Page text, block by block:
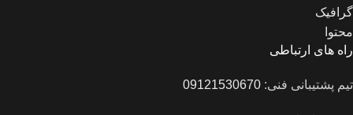
گرافیک
محتوا
راه های ارتباطی
تیم پشتیبانی فنی: 09121530670